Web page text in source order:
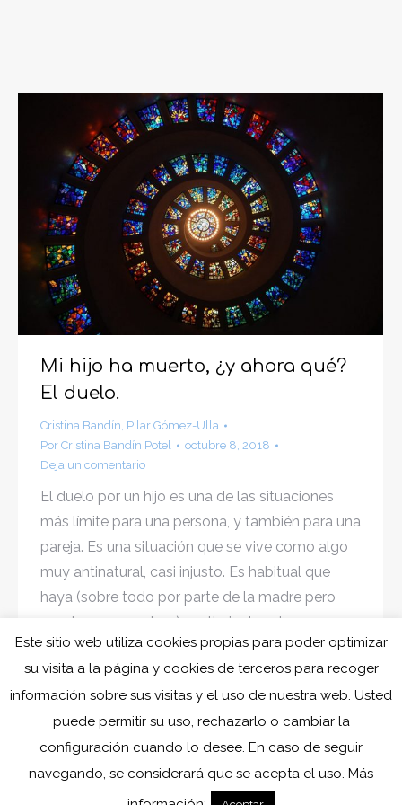
Mi hijo ha muerto, ¿y ahora qué?
El duelo.
Cristina Bandín, Pilar Gómez-Ulla
Por Cristina Bandín Potel
octubre 8, 2018
Deja un comentario
El duelo por un hijo es una de las situaciones
más límite para una persona, y también para una
pareja. Es una situación que se vive como algo
muy antinatural, casi injusto. Es habitual que
haya (sobre todo por parte de la madre pero
puede ser en ambos) sentimientos de
culpabilidad, y esto es difícil…
Este sitio web utiliza cookies propias para poder optimizar
su visita a la página y cookies de terceros para recoger
información sobre sus visitas y el uso de nuestra web. Usted
puede permitir su uso, rechazarlo o cambiar la
configuración cuando lo desee. En caso de seguir
navegando, se considerará que se acepta el uso. Más